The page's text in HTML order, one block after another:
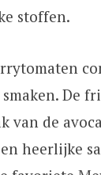
stoffen.
De
van de
heerlijke